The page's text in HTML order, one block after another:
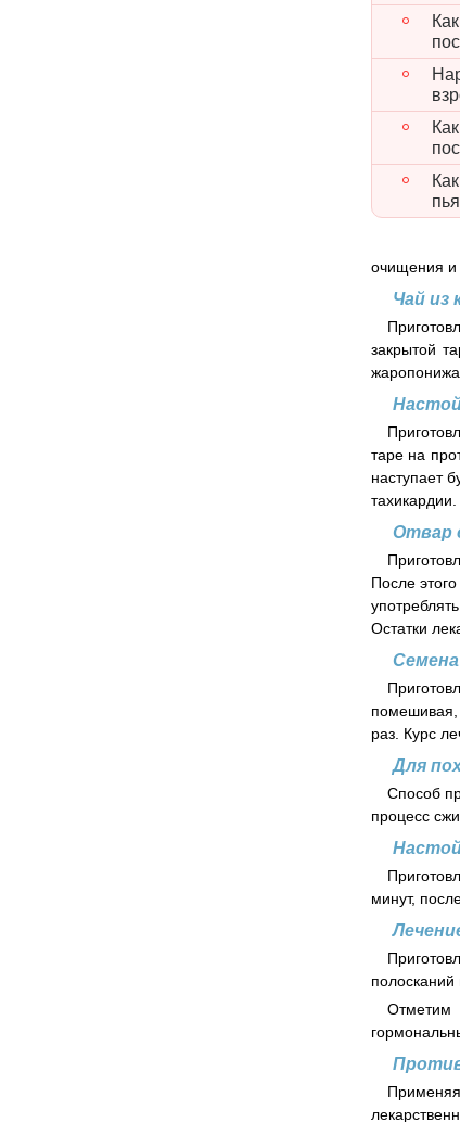
очищения и
Чай из
закрытой
таре на
наступает
тахикардии.
Отвар
После
Остатки
помешивая,
раз. Курс
Для
Способ
процесс
минут,
полосканий
Отметим